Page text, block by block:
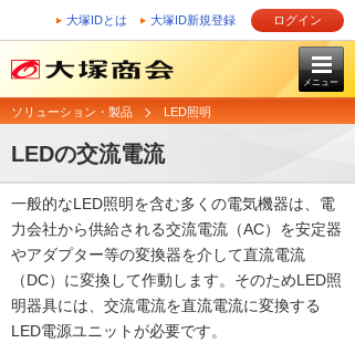
大塚IDとは 大塚ID新規登録 ログイン
メニュー
ソリューション・製品 LED照明
LEDの交流電流
一般的なLED照明を含む多くの電気機器は、電
力会社から供給される交流電流（AC）を安定器
やアダプター等の変換器を介して直流電流
（DC）に変換して作動します。そのためLED照
明器具には、交流電流を直流電流に変換する
LED電源ユニットが必要です。